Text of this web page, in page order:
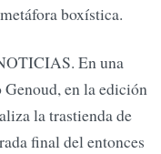
boxística.
En una
en la edición
la trastienda de
final del entonces